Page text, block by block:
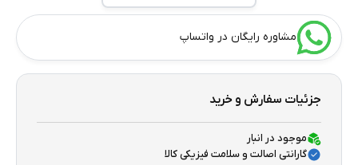
مشاوره رایگان در واتساپ
جزئیات سفارش و خرید
موجود در انبار
گارانتی اصالت و سلامت فیزیکی کالا